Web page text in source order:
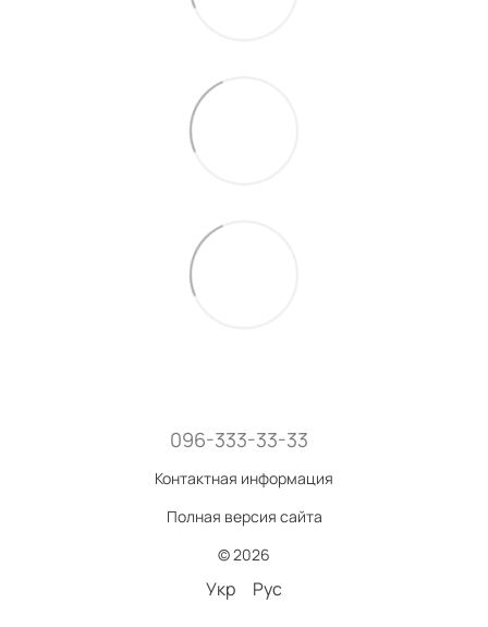
096-333-33-33
Контактная информация
Полная версия сайта
© 2026
Укр Рус